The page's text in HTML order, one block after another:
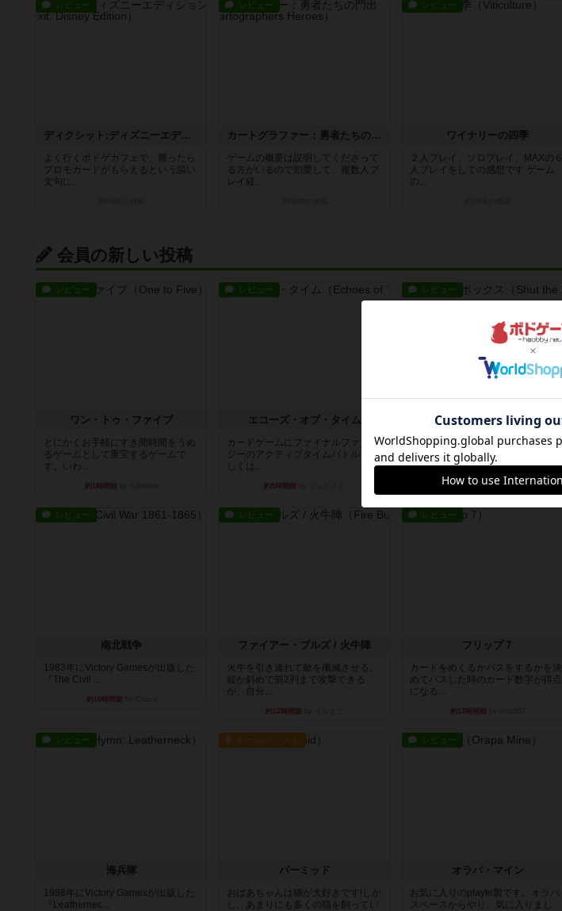
レビュー
ディクシット:ディズニーエディション
よく行くボドゲカフェで、勝ったら
プロモカードがもらえるという謳い
文句に...
レビュー
カートグラファー：勇者たちの門出
ゲームの概要は説明してくださって
る方がいるので割愛して、複数人プ
レイ経...
レビュー
ワイナリーの四季
２人プレイ、ソロプレイ、MAXの６
人プレイをしての感想です ゲーム
の...
会員の新しい投稿
レビュー
ワン・トゥ・ファイブ
とにかくお手軽にすき間時間をうめ
るゲームとして重宝するゲームで
す。いわ...
約1時間前
レビュー
エコーズ・オブ・タイム
カードゲームにファイナルファンタ
ジーのアクティブタイムバトル（も
しくは...
約5時間前
レビュー
シャット・ザ・ボックス
とてもシンプルなダイスゲーム。2
つのダイスを振って、出目の合計を
自分の...
約5時間前by OSAっち
レビュー
南北戦争
1983年にVictory Gamesが出版した
『The Civil ...
約10時間前
レビュー
ファイアー・ブルズ / 火牛陣
火牛を引き連れて敵を殲滅させる。
縦か斜めで前2列まで攻撃できる
が、自分...
約12時間前
レビュー
フリップ７
カードをめくるかパスをするかを決
めてパスした時のカード数字が得点
になる...
約13時間前
レビュー
海兵隊
1988年にVictory Gamesが出版した
『Leathernec...
ルール/インスト
パーミッド
おばあちゃんは猫が大好きです!しか
し、あまりにも多くの猫を飼ってい
レビュー
オラパ・マイン
お気に入りのplayte製です。オラパ
スペースからやり、気に入りまし